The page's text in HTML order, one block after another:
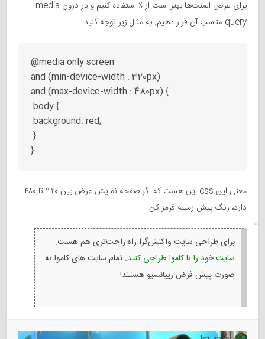
برای عرض المنت‌ها بهتر است از ٪ استفاده کنیم و در درون media
query مناسب آن قرار دهیم. به مثال زیر توجه کنید
@media only screen
and (min-device-width : 320px)
and (max-device-width : 480px) {
body {
background: red;
}
معنی این css این هست که اگر صفحه نمایش عرض بین ۳۲۰ تا ۴۸۰
دارد، رنگ پیش زمینه قرمز کن.
برای طراحی سایت واکنش‌گرا راه راحت‌تری هم هست.
سایت خود را با کاموا طراحی کنید. تمام سایت های کاموا به
صورت پیش فرض ریپانسیو هستند!